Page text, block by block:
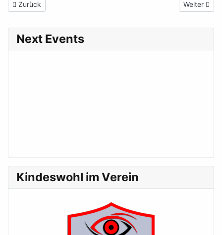
Vorheriger Beitrag: Einladung zur Mitgliederversammlung
Zurück Nächster
Weiter
Next Events
Kindeswohl im Verein